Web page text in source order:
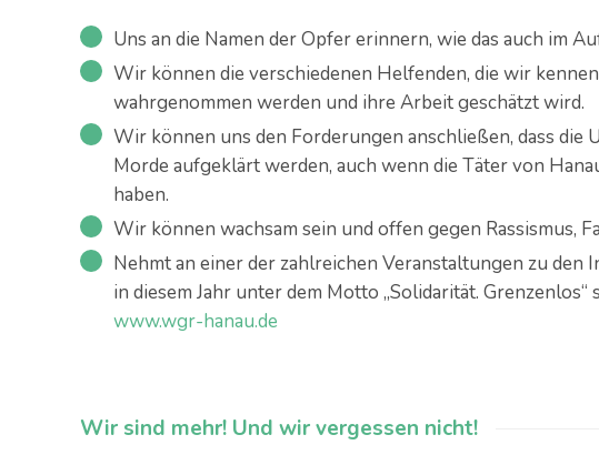
Uns an die Namen der Opfer erinnern, wie das auch im
Wir können die verschiedenen Helfenden, die wir
wahrgenommen werden und ihre Arbeit geschätzt wird.
Wir können uns den Forderungen anschließen, dass die
Morde aufgeklärt werden, auch wenn die Täter von
haben.
Wir können wachsam sein und offen gegen Rassismus,
Nehmt an einer der zahlreichen Veranstaltungen zu den
in diesem Jahr unter dem Motto „Solidarität.
www.wgr-hanau.de
Wir sind mehr! Und wir vergessen nicht!